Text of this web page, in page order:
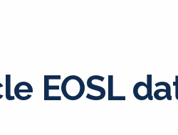
EOSL